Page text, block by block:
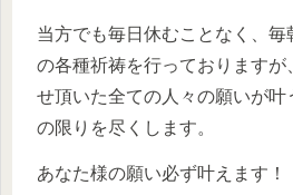
当方でも毎日休むことなく、
の各種祈祷を行っておりますが
せ頂いた全ての人々の願いが叶
の限りを尽くします。
あなた様の願い必ず叶えます！